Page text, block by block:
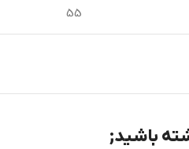
55
باشید;